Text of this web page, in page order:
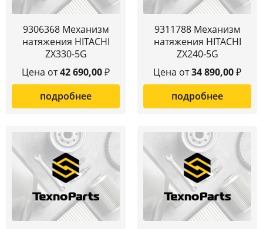
9306368 Механизм
натяжения HITACHI
ZX330-5G
Цена от42 690,00₽
подробнее
9311788 Механизм
натяжения HITACHI
ZX240-5G
Цена от34 890,00₽
подробнее